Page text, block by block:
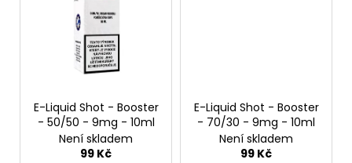
E-Liquid Shot - Booster
- 50/50 - 9mg - 10ml
Není skladem
99 Kč
E-Liquid Shot - Booster
- 70/30 - 9mg - 10ml
Není skladem
99 Kč